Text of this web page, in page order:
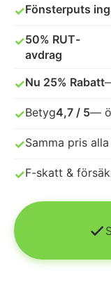
© 2026
Alla
✓Fönsterputs
✓50% RUT-
avdrag
✓Nu 25% Rabatt
✓Betyg4,7 / 5—
✓Samma pris
✓F-skatt &